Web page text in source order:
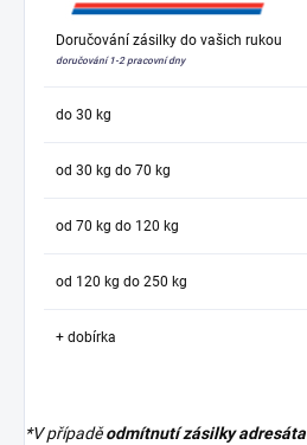
Doručování zásilky do vašich rukou
doručování 1-2 pracovní dny
do 30 kg
od 30 kg do 70 kg
od 70 kg do 120 kg
od 120 kg do 250 kg
+ dobírka
*V případěodmítnutí zásilky adresáta